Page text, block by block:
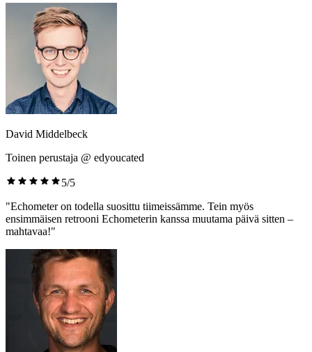
David Middelbeck
Toinen perustaja @ edyoucated
5/5
"Echometer on todella suosittu tiimeissämme. Tein myös
ensimmäisen retrooni Echometerin kanssa muutama päivä sitten –
mahtavaa!"